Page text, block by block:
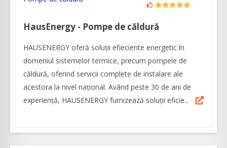
HausEnergy - Pompe de căldură
HAUSENERGY oferă soluții efieciente energetic în
domeniul sistemelor termice, precum pompele de
căldură, oferind servicii complete de instalare ale
acestora la nivel național. Având peste 30 de ani de
experiență, HAUSENERGY furnizează soluții eficie...